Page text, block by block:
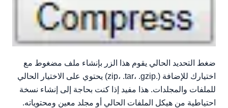
ضغط التحديد الحالي يقوم هذا الزر بإنشاء ملف مضغوط مع
اختيارك للإضافة (.zip، .tar، .gzip) يحتوي على الاختيار الحالي
للملفات والمجلدات. هذا مفيد إذا كنت بحاجة إلى إنشاء نسخة
احتياطية من هيكل الملفات الحالي أو مجلد معين ومحتوياته.